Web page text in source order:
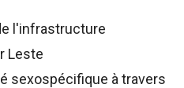
l'infrastructure
Leste
sexospécifique à travers